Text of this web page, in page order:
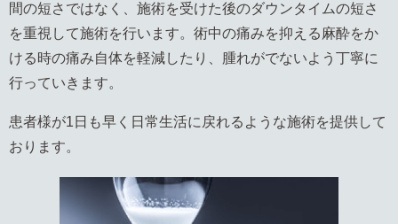
間の短さではなく、施術を受けた後のダウンタイムの短さ
を重視して施術を行います。術中の痛みを抑える麻酔をか
ける時の痛み自体を軽減したり、腫れがでないよう丁寧に
行っていきます。
患者様が1日も早く日常生活に戻れるような施術を提供して
おります。